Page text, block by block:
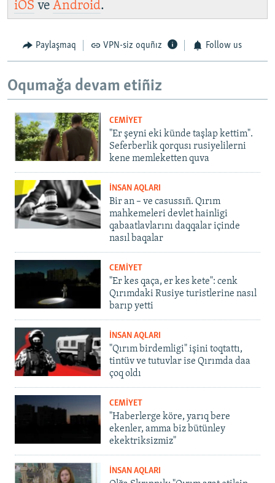
iOS ve Android.
Paylaşmaq VPN-siz oquñız Follow us
Oqumağa devam etiñiz
CEMİYET
"Er şeyni eki künde taşlap kettim".
Seferberlik qorqusı rusiyelilerni
kene memleketten quva
İNSAN AQLARI
Bir an – ve casussıñ. Qırım
mahkemeleri devlet hainligi
qabaatlavlarını daqqalar içinde
nasıl baqalar
CEMİYET
"Er kes qaça, er kes kete": cenk
Qırımdaki Rusiye turistlerine nasıl
barıp yetti
İNSAN AQLARI
"Qırım birdemligi" işini toqtattı,
tintüv ve tutuvlar ise Qırımda daa
çoq oldı
CEMİYET
"Haberlerge köre, yarıq bere
ekenler, amma biz bütünley
ekektriksizmiz"
İNSAN AQLARI